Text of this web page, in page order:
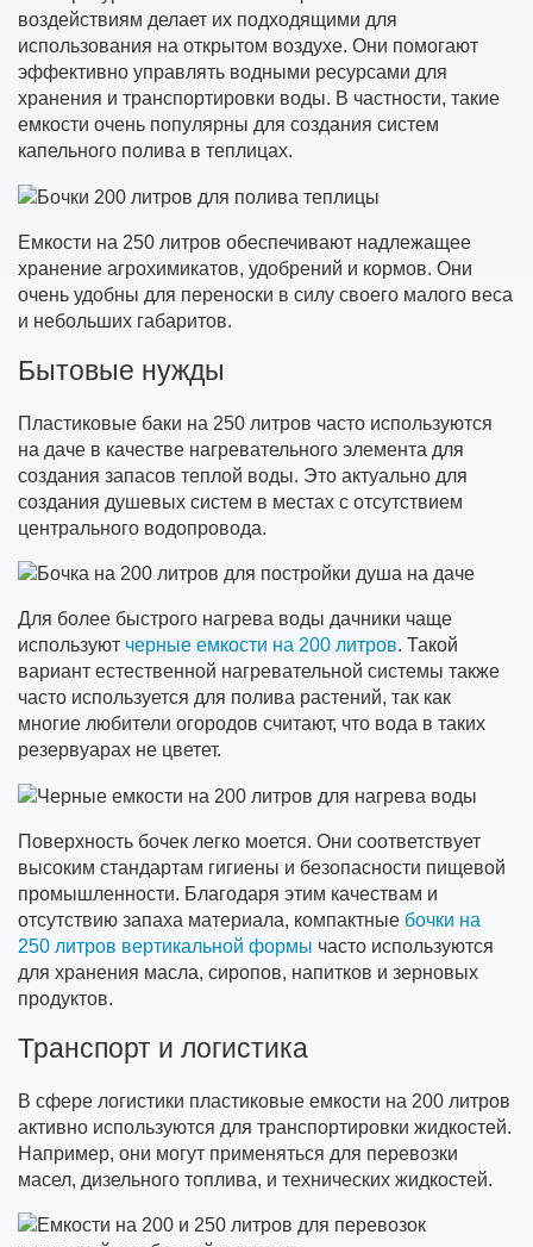
воздействиям делает их подходящими для
использования на открытом воздухе. Они помогают
эффективно управлять водными ресурсами для
хранения и транспортировки воды. В частности, такие
емкости очень популярны для создания систем
капельного полива в теплицах.
Емкости на 250 литров обеспечивают надлежащее
хранение агрохимикатов, удобрений и кормов. Они
очень удобны для переноски в силу своего малого веса
и небольших габаритов.
Бытовые нужды
Пластиковые баки на 250 литров часто используются
на даче в качестве нагревательного элемента для
создания запасов теплой воды. Это актуально для
создания душевых систем в местах с отсутствием
центрального водопровода.
Для более быстрого нагрева воды дачники чаще
используют черные емкости на 200 литров. Такой
вариант естественной нагревательной системы также
часто используется для полива растений, так как
многие любители огородов считают, что вода в таких
резервуарах не цветет.
Поверхность бочек легко моется. Они соответствует
высоким стандартам гигиены и безопасности пищевой
промышленности. Благодаря этим качествам и
отсутствию запаха материала, компактные бочки на
250 литров вертикальной формы часто используются
для хранения масла, сиропов, напитков и зерновых
продуктов.
Транспорт и логистика
В сфере логистики пластиковые емкости на 200 литров
активно используются для транспортировки жидкостей.
Например, они могут применяться для перевозки
масел, дизельного топлива, и технических жидкостей.